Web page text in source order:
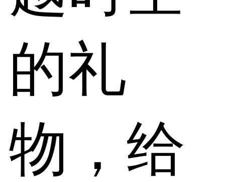
的礼
物，给